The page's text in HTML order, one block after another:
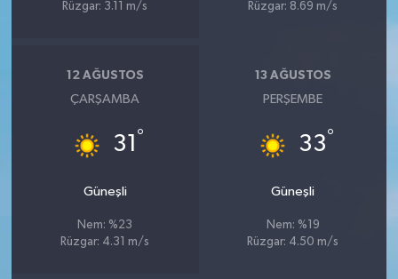
Rüzgar: 3.11 m/s
Rüzgar: 8.69 m/s
12 AĞUSTOS
ÇARŞAMBA
31 °
Güneşli
Nem: %23
Rüzgar: 4.31 m/s
13 AĞUSTOS
PERŞEMBE
33°
Güneşli
Nem: %19
Rüzgar: 4.50 m/s